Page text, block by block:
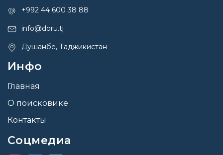
+992 44 600 38 88
info@doru.tj
Душанбе, Таджикистан
Инфо
Главная
О поисковике
Контакты
Соцмедиа